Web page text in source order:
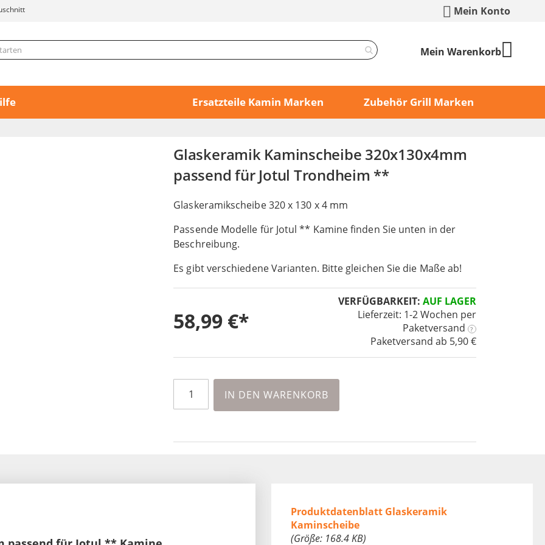
Mein Konto
Mein Warenkorb
Ersatzteile Kamin Marken Zubehör Grill Marken
Glaskeramik Kaminscheibe 320x130x4mm
passend für Jotul Trondheim **
Glaskeramikscheibe 320 x 130 x 4 mm
Passende Modelle für Jotul ** Kamine finden Sie unten in der
Beschreibung.
Es gibt verschiedene Varianten. Bitte gleichen Sie die Maße ab!
VERFÜGBARKEIT: AUF LAGER
Lieferzeit: 1-2 Wochen per
Paketversand
?
Paketversand ab 5,90 €
58,99 €
IN DEN WARENKORB
Produktdatenblatt Glaskeramik
Kaminscheibe
(Größe: 168.4 KB)